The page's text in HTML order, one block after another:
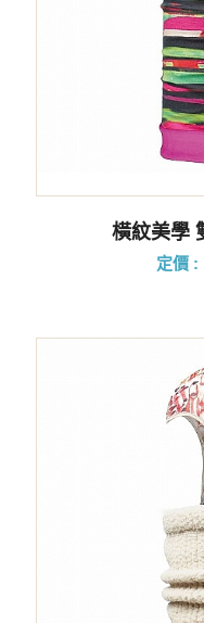
橫紋美學
定價 :